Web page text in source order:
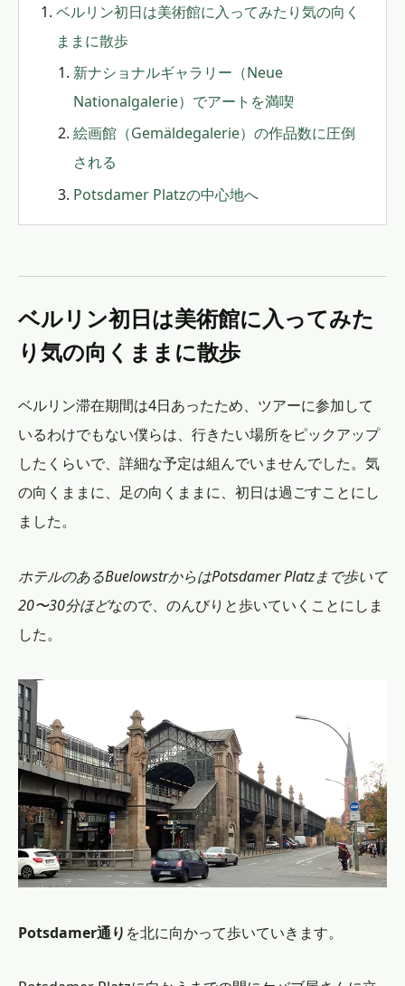
ベルリン初日は美術館に入ってみたり気の向く
ままに散歩
新ナショナルギャラリー（Neue
Nationalgalerie）でアートを満喫
絵画館（Gemäldegalerie）の作品数に圧倒
される
Potsdamer Platzの中心地へ
ベルリン初日は美術館に入ってみた
り気の向くままに散歩
ベルリン滞在期間は4日あったため、ツアーに参加して
いるわけでもない僕らは、行きたい場所をピックアップ
したくらいで、詳細な予定は組んでいませんでした。気
の向くままに、足の向くままに、初日は過ごすことにし
ました。
ホテルのあるBuelowstrからはPotsdamer Platzまで歩いて
20〜30分ほどなので、のんびりと歩いていくことにしま
した。
Potsdamer通り を北に向かって歩いていきます。